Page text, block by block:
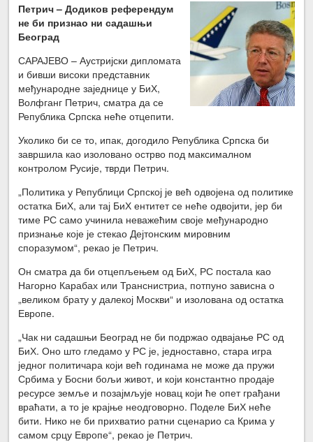
Петрич – Додиков референдум
не би признао ни садашњи
Београд
САРАЈЕВО – Аустријски дипломата
и бивши високи представник
међународне заједнице у БиХ,
Волфганг Петрич, сматра да се
Република Српска неће отцепити.
Уколико би се то, ипак, догодило Република Српска би
завршила као изоловано острво под максималном
контролом Русије, тврди Петрич.
„Политика у Републици Српској је већ одвојена од политике
остатка БиХ, али тај БиХ ентитет се неће одвојити, јер би
тиме РС само учинила неважећим своје међународно
признање које је стекао Дејтонским мировним
споразумом“, рекао је Петрич.
Он сматра да би отцепљењем од БиХ, РС постала као
Нагорно Карабах или Транснистриа, потпуно зависна о
„великом брату у далекој Москви“ и изолована од остатка
Европе.
„Чак ни садашњи Београд не би подржао одвајање РС од
БиХ. Оно што гледамо у РС је, једноставно, стара игра
једног политичара који већ годинама не може да пружи
Србима у Босни бољи живот, и који константно продаје
ресурсе земље и позајмљује новац који ће опет грађани
враћати, а то је крајње неодговорно. Поделе БиХ неће
бити. Нико не би прихватио ратни сценарио са Крима у
самом срцу Европе“, рекао је Петрич.